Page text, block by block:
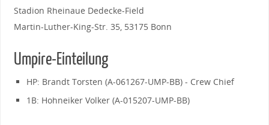
Stadion Rheinaue Dedecke-Field
Martin-Luther-King-Str. 35, 53175 Bonn
Umpire-Einteilung
HP: Brandt Torsten (A-061267-UMP-BB) - Crew Chief
1B: Hohneiker Volker (A-015207-UMP-BB)